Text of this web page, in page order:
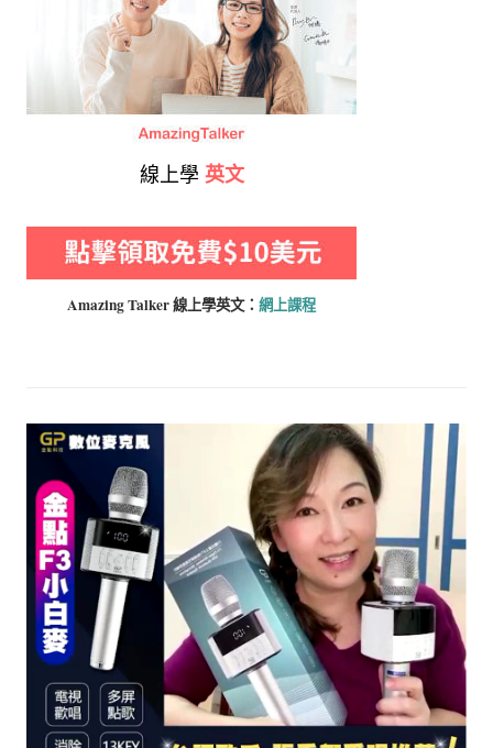
線上學 英文
Amazing Talker 線上學英文： 網上課程